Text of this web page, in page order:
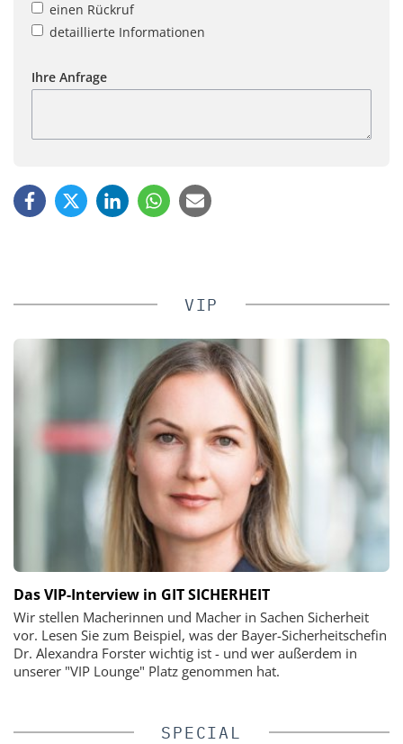
einen Rückruf
detaillierte Informationen
Ihre Anfrage
VIP
Das VIP-Interview in GIT SICHERHEIT
Wir stellen Macherinnen und Macher in Sachen Sicherheit
vor. Lesen Sie zum Beispiel, was der Bayer-Sicherheitschefin
Dr. Alexandra Forster wichtig ist - und wer außerdem in
unserer "VIP Lounge" Platz genommen hat.
SPECIAL